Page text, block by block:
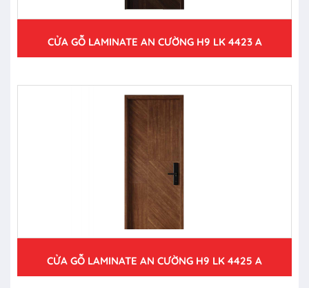
CỬA GỖ LAMINATE AN CƯỜNG H9 LK 4423 A
CỬA GỖ LAMINATE AN CƯỜNG H9 LK 4425 A